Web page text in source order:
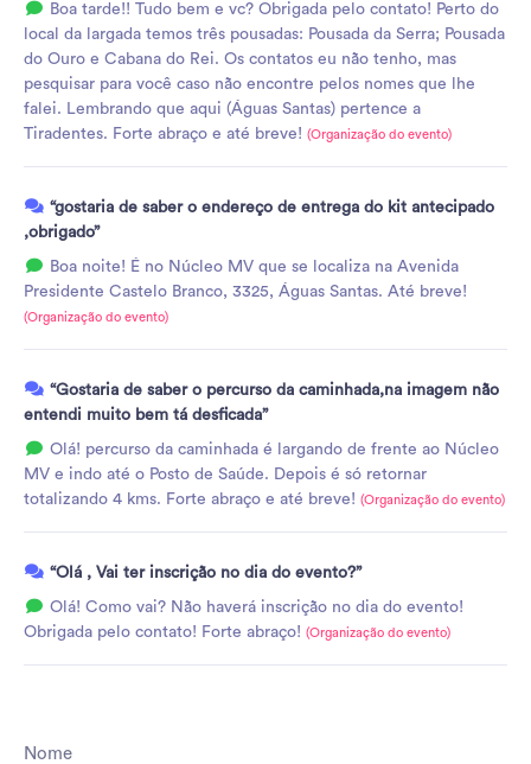
Boa tarde!! Tudo bem e vc? Obrigada pelo contato! Perto do
local da largada temos três pousadas: Pousada da Serra; Pousada
do Ouro e Cabana do Rei. Os contatos eu não tenho, mas
pesquisar para você caso não encontre pelos nomes que lhe
falei. Lembrando que aqui (Águas Santas) pertence a
Tiradentes. Forte abraço e até breve! (Organização do evento)
“gostaria de saber o endereço de entrega do kit antecipado
,obrigado”
Boa noite! É no Núcleo MV que se localiza na Avenida
Presidente Castelo Branco, 3325, Águas Santas. Até breve!
(Organização do evento)
“Gostaria de saber o percurso da caminhada,na imagem não
entendi muito bem tá desficada”
Olá! percurso da caminhada é largando de frente ao Núcleo
MV e indo até o Posto de Saúde. Depois é só retornar
totalizando 4 kms. Forte abraço e até breve! (Organização do evento)
“Olá , Vai ter inscrição no dia do evento?”
Olá! Como vai? Não haverá inscrição no dia do evento!
Obrigada pelo contato! Forte abraço! (Organização do evento)
Nome